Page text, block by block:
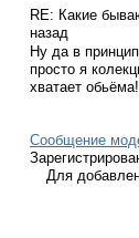
RE: Какие
назад
Ну да в
просто я
хватает обьёма!
Сообщение
Для